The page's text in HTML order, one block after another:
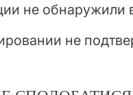
не обнаружили
не